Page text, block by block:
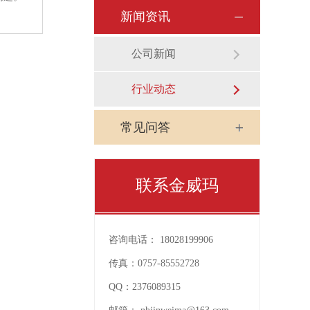
新闻资讯
公司新闻
行业动态
常见问答
联系金威玛
咨询电话： 18028199906
传真： 0757-85552728
QQ： 2376089315